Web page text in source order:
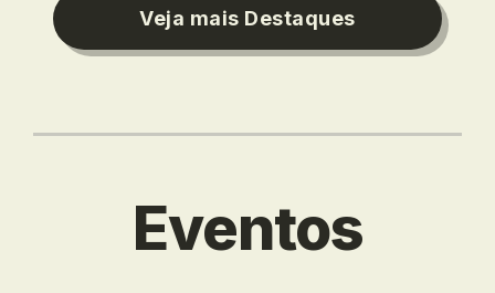
Veja mais Destaques
Eventos